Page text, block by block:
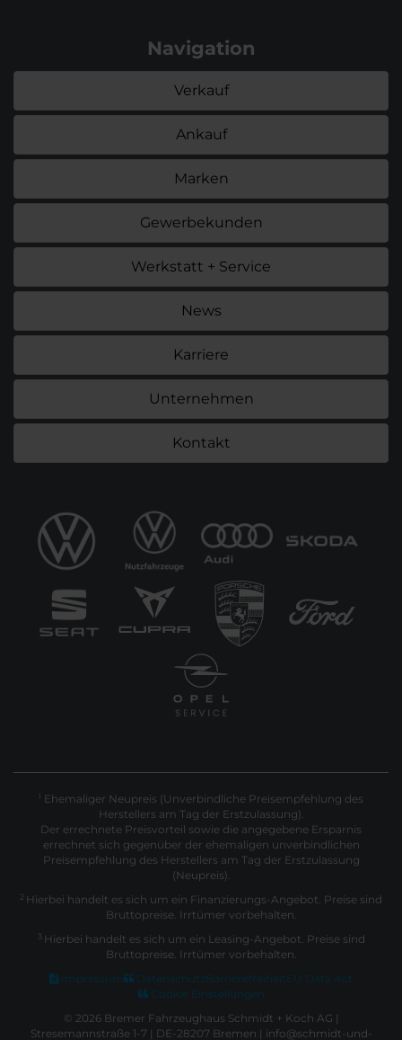
Navigation
Verkauf
Ankauf
Marken
Gewerbekunden
Werkstatt + Service
News
Karriere
Unternehmen
Kontakt
1 Ehemaliger Neupreis (Unverbindliche Preisempfehlung des
Herstellers am Tag der Erstzulassung).
Der errechnete Preisvorteil sowie die angegebene Ersparnis
errechnet sich gegenüber der ehemaligen unverbindlichen
Preisempfehlung des Herstellers am Tag der Erstzulassung
(Neupreis).
2 Hierbei handelt es sich um ein Finanzierungs-Angebot. Preise sind
Bruttopreise. Irrtümer vorbehalten.
3 Hierbei handelt es sich um ein Leasing-Angebot. Preise sind
Bruttopreise. Irrtümer vorbehalten.
Impressum
Datenschutz Barrierefreiheit EU Data Act
Cookie Einstellungen
© 2026 Bremer Fahrzeughaus Schmidt + Koch AG |
Stresemannstraße 1-7 | DE-28207 Bremen | info@schmidt-und-